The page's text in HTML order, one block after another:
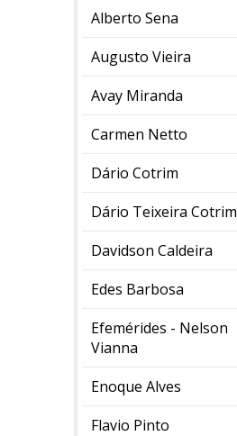
Alberto Sena
Augusto Vieira
Avay Miranda
Carmen Netto
Dário Cotrim
Dário Teixeira Cotrim
Davidson Caldeira
Edes Barbosa
Efemérides - Nelson
Vianna
Enoque Alves
Flavio Pinto